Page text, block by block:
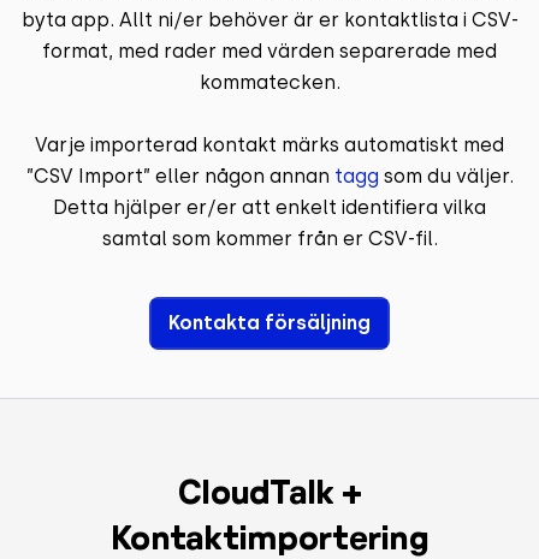
byta app. Allt ni/er behöver är er kontaktlista i CSV-
format, med rader med värden separerade med
kommatecken.
Varje importerad kontakt märks automatiskt med
”CSV Import” eller någon annan tagg som du väljer.
Detta hjälper er/er att enkelt identifiera vilka
samtal som kommer från er CSV-fil.
Kontakta försäljning
CloudTalk +
Kontaktimportering